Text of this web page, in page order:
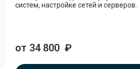
систем, настройке сетей и серверов.
от 34 800 ₽